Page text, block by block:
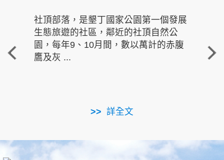
社頂部落，是墾丁國家公園第一個發展
生態旅遊的社區，鄰近的社頂自然公
園，每年9、10月間，數以萬計的赤腹
鷹及灰 ...
詳全文
重
走進